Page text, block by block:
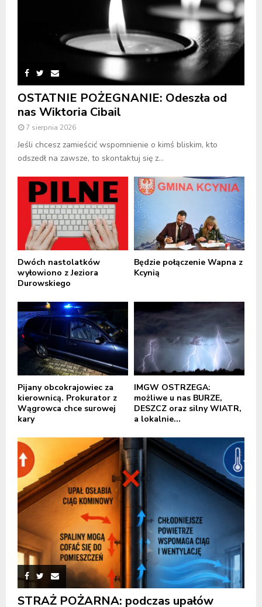
OSTATNIE POŻEGNANIE: Odeszła od
nas Wiktoria Cibail
7 sierpnia 2026
Jeśli chcesz zamieścić wspomnienie o kimś bliskim, kto
odszedł na zawsze, to skontaktuj się z...
Dwóch nastolatków
wyłowiono z Jeziora
Durowskiego
Będzie połączenie Wapna z
Kcynią
Pijany obcokrajowiec za
kierownicą. Prokurator z
Wągrowca chce surowej
kary
IMGW OSTRZEGA:
możliwe u nas BURZE,
DESZCZ oraz silny WIATR,
a lokalnie...
STRAŻ POŻARNA: podczas upałów